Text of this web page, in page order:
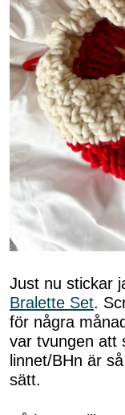
Just nu stickar
Bralette Set.
för några
var tvungen att
linnet/BHn är
sätt.